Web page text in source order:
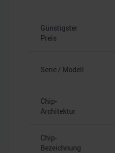
Günstigster
Preis
Serie / Modell
Chip-
Architektur
Chip-
Bezeichnung